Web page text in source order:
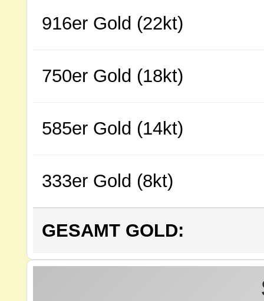
916er Gold (22kt)
750er Gold (18kt)
585er Gold (14kt)
333er Gold (8kt)
GESAMT GOLD: